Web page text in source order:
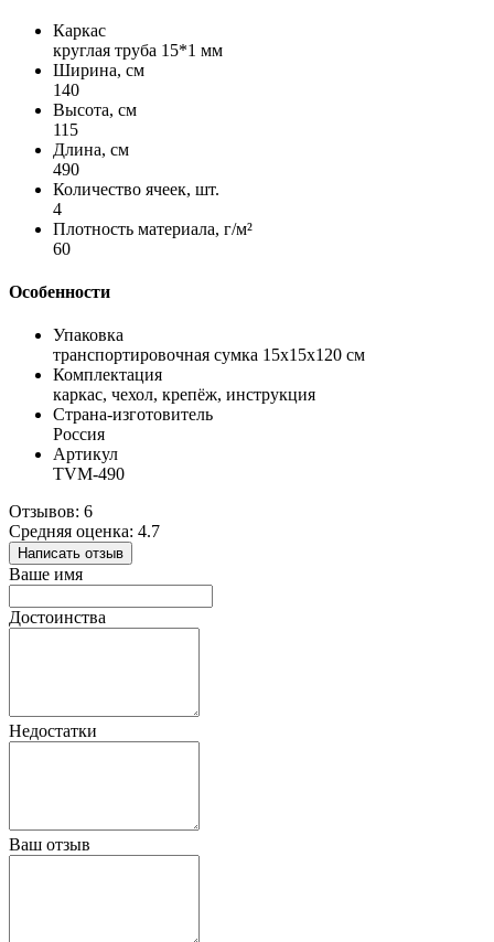
Каркас
круглая труба 15*1 мм
Ширина, см
140
Высота, см
115
Длина, см
490
Количество ячеек, шт.
4
Плотность материала, г/м²
60
Особенности
Упаковка
транспортировочная сумка 15x15x120 см
Комплектация
каркас, чехол, крепёж, инструкция
Страна-изготовитель
Россия
Артикул
TVM-490
Отзывов: 6
Средняя оценка: 4.7
Написать отзыв
Ваше имя
Достоинства
Недостатки
Ваш отзыв